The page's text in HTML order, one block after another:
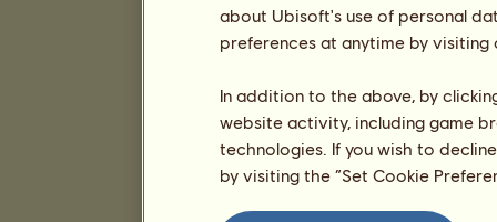
about Ubisoft's use of personal
preferences at anytime by
In addition to the above, by
website activity, including game
technologies. If you wish to
by visiting the “Set Cookie